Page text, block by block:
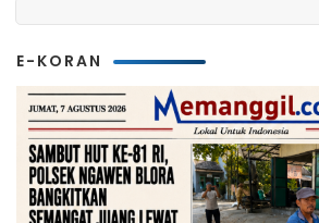
E-KORAN